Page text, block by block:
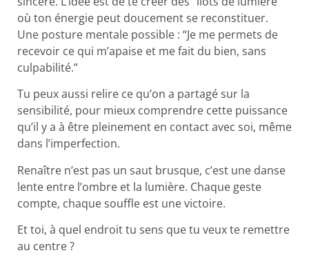
où ton énergie peut doucement se reconstituer.
Une posture mentale possible : “Je me permets de
recevoir ce qui m’apaise et me fait du bien, sans
culpabilité.”
Tu peux aussi relire ce qu’on a partagé sur la
sensibilité, pour mieux comprendre cette puissance
qu’il y a à être pleinement en contact avec soi, même
dans l’imperfection.
Renaître n’est pas un saut brusque, c’est une danse
lente entre l’ombre et la lumière. Chaque geste
compte, chaque souffle est une victoire.
Et toi, à quel endroit tu sens que tu veux te remettre
au centre ?